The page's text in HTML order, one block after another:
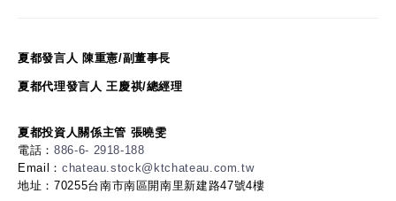
夏都發言人 陳重憲/副董事長
夏都代理發言人 王慶祺/總經理
夏都投資人關係主管 張曉雯
電話： 886-6- 2918-188
Email： chateau.stock@ktchateau.com.tw
地址：70255台南市南區開南里新建路47號4樓